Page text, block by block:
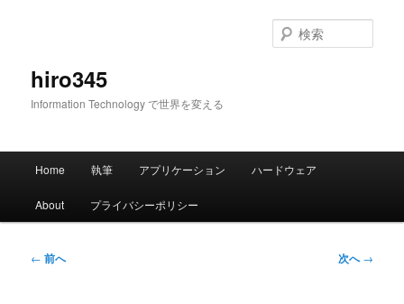
hiro345
Information Technology で世界を変える
索
メ
Home 執筆 アプリケーション ハードウェア
About プライバシーポリシー
投
← 前へ 次へ→